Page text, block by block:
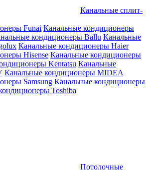
Канальные сплит-
Funai Канальные кондиционеры
кондиционеры Ballu Канальные
Канальные кондиционеры Haier
Hisense Канальные кондиционеры
Kentatsu Канальные
Канальные кондиционеры MIDEA
Samsung Канальные кондиционеры
Toshiba
Потолочные